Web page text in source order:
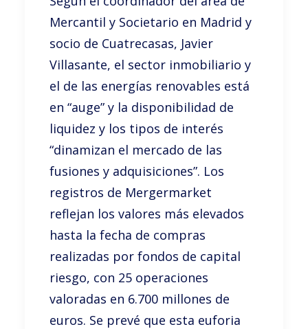
Mercantil y Societario en Madrid y
socio de Cuatrecasas, Javier
Villasante, el sector inmobiliario y
el de las energías renovables está
en “auge” y la disponibilidad de
liquidez y los tipos de interés
“dinamizan el mercado de las
fusiones y adquisiciones”. Los
registros de Mergermarket
reflejan los valores más elevados
hasta la fecha de compras
realizadas por fondos de capital
riesgo, con 25 operaciones
valoradas en 6.700 millones de
euros. Se prevé que esta euforia